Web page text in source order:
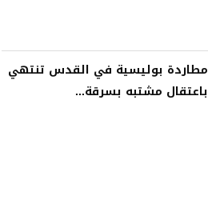
مطاردة بوليسية في القدس تنتهي
باعتقال مشتبه بسرقة...